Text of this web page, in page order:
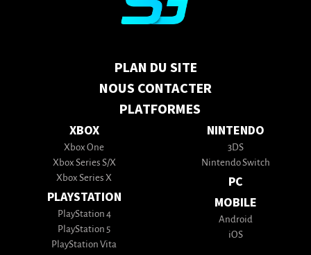
PLAN DU SITE
NOUS CONTACTER
PLATFORMES
XBOX
Xbox One
Xbox Series S/X
Xbox Series X
PLAYSTATION
PlayStation 4
PlayStation 5
PlayStation Vita
NINTENDO
3DS
Nintendo Switch
PC
MOBILE
Android
iOS